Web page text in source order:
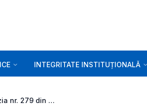
INTEGRITATE INSTITUȚIONALĂ
Decizia nr. 279 din 05.03.2019